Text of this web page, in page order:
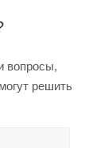
вопросы,
решить